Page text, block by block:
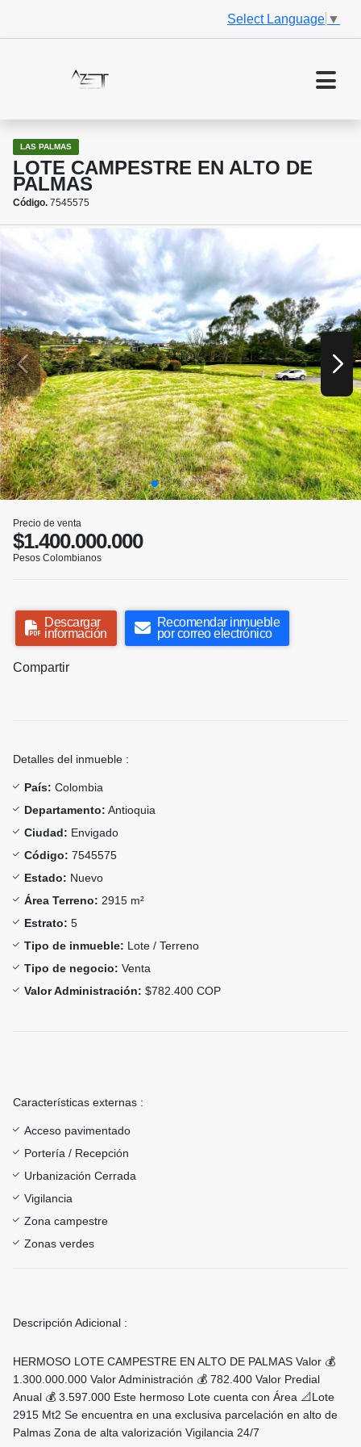
Select Language ▼
LAS PALMAS
LOTE CAMPESTRE EN ALTO DE
PALMAS
Código. 7545575
Precio de venta
$1.400.000.000
Pesos Colombianos
Descargar
información
Recomendar inmueble
por correo electrónico
Compartir
Detalles del inmueble :
País: Colombia
Departamento: Antioquia
Ciudad: Envigado
Código: 7545575
Estado: Nuevo
Área Terreno: 2915 m²
Estrato: 5
Tipo de inmueble: Lote / Terreno
Tipo de negocio: Venta
Valor Administración: $782.400 COP
Características externas :
Acceso pavimentado
Portería / Recepción
Urbanización Cerrada
Vigilancia
Zona campestre
Zonas verdes
Descripción Adicional :
HERMOSO LOTE CAMPESTRE EN ALTO DE PALMAS Valor 💰
1.300.000.000 Valor Administración 💰 782.400 Valor Predial
Anual 💰 3.597.000 Este hermoso Lote cuenta con Área 📐Lote
2915 Mt2 Se encuentra en una exclusiva parcelación en alto de
Palmas Zona de alta valorización Vigilancia 24/7